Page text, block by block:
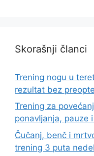
Skorašnji članci
Trening nogu u
rezultat bez
Trening za
ponavljanja, pauze
Čučanj, benč i
trening 3 puta